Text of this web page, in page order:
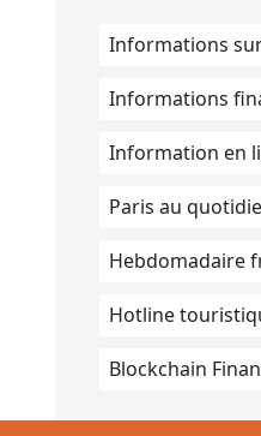
Informations
Informations
Information en
Paris au
Hebdomadaire
Hotline
Blockchain